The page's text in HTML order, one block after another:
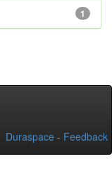
1
Duraspace - Feedback